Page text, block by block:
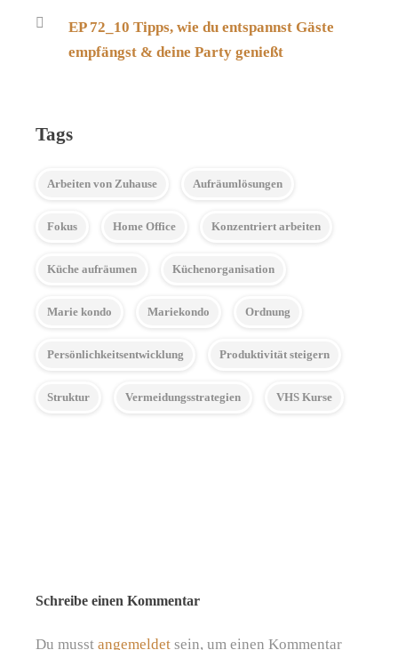
EP 72_10 Tipps, wie du entspannst Gäste
empfängst & deine Party genießt
Tags
Arbeiten von Zuhause Aufräumlösungen
Fokus Home Office Konzentriert arbeiten
Küche aufräumen Küchenorganisation
Marie kondo Mariekondo Ordnung
Persönlichkeitsentwicklung Produktivität steigern
Struktur Vermeidungsstrategien VHS Kurse
Schreibe einen Kommentar
Du musst angemeldet sein, um einen Kommentar